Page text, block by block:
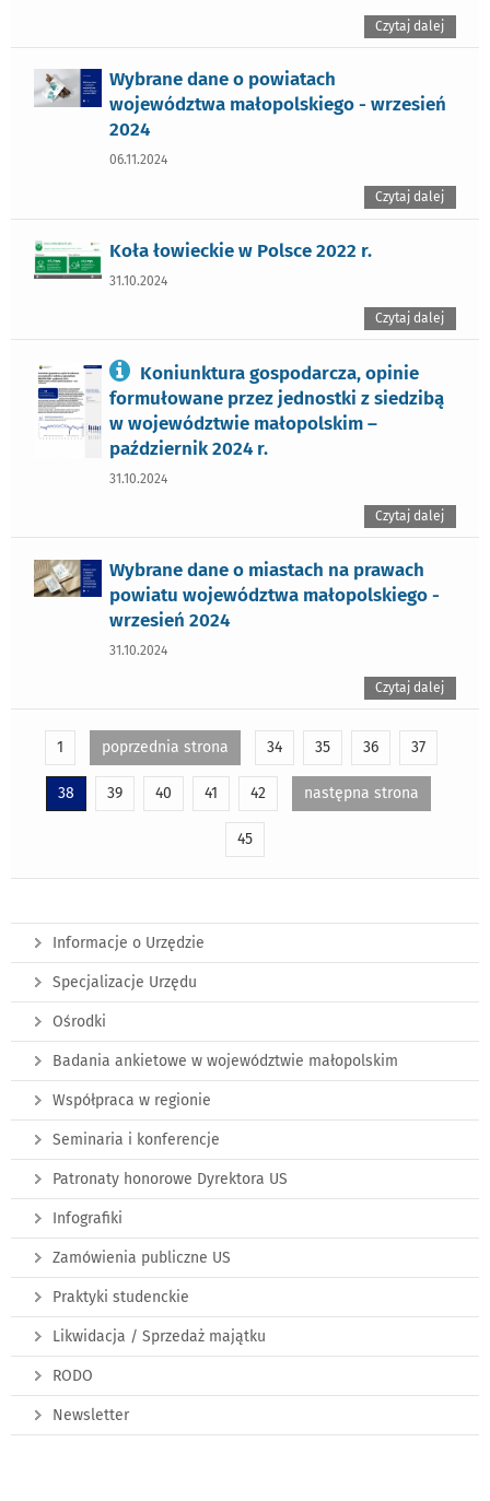
Czytaj dalej
Wybrane dane o powiatach
województwa małopolskiego - wrzesień
2024
06.11.2024
Czytaj dalej
Koła łowieckie w Polsce 2022 r.
31.10.2024
Czytaj dalej
Koniunktura gospodarcza, opinie
formułowane przez jednostki z siedzibą
w województwie małopolskim –
październik 2024 r.
31.10.2024
Czytaj dalej
Wybrane dane o miastach na prawach
powiatu województwa małopolskiego -
wrzesień 2024
31.10.2024
Czytaj dalej
1 poprzednia strona 34 35 36 37
38 39 40 41 42 następna strona
45
Informacje o Urzędzie
Specjalizacje Urzędu
Ośrodki
Badania ankietowe w województwie małopolskim
Współpraca w regionie
Seminaria i konferencje
Patronaty honorowe Dyrektora US
Infografiki
Zamówienia publiczne US
Praktyki studenckie
Likwidacja / Sprzedaż majątku
RODO
Newsletter